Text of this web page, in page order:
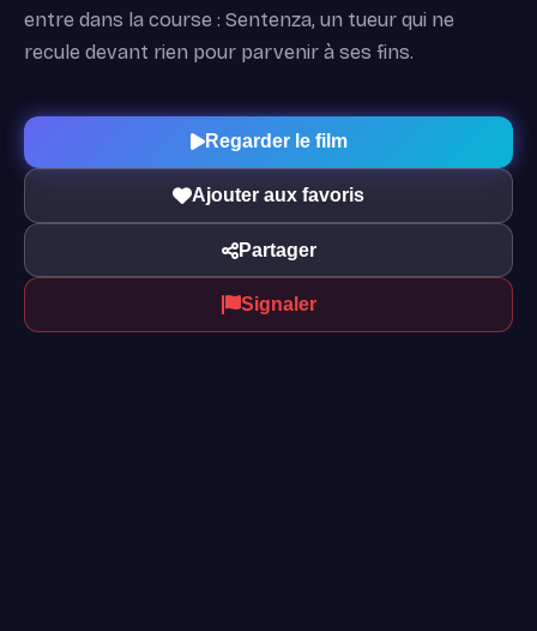
entre dans la course : Sentenza, un tueur qui ne
recule devant rien pour parvenir à ses fins.
Regarder le film
Ajouter aux favoris
Partager
Signaler